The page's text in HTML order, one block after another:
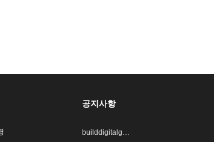
공지사항
builddigitalg…